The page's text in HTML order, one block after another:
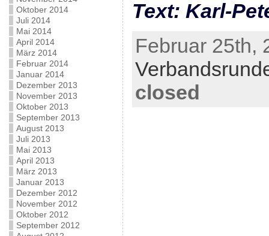
Oktober 2014
Juli 2014
Mai 2014
April 2014
März 2014
Februar 2014
Januar 2014
Dezember 2013
November 2013
Oktober 2013
September 2013
August 2013
Juli 2013
Mai 2013
April 2013
März 2013
Januar 2013
Dezember 2012
November 2012
Oktober 2012
September 2012
Text: Karl-
Februar 25th,
closed